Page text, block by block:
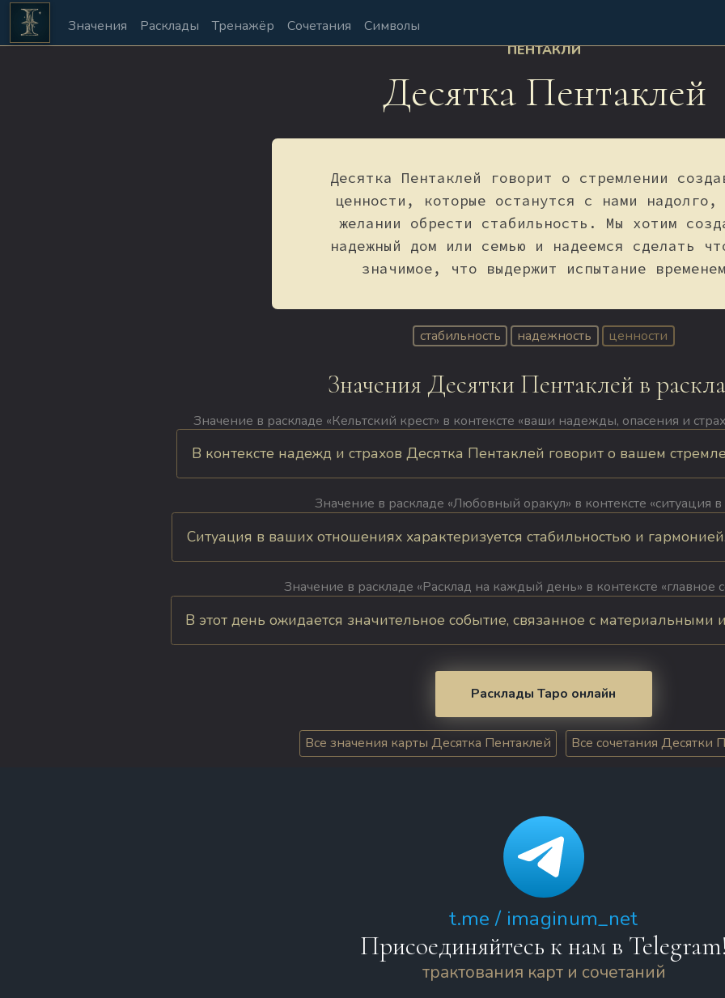
Значения Расклады Тренажёр Сочетания
Символы
ПЕНТАКЛИ
Десятка Пентаклей
Десятка Пентаклей говорит о стремлении
ценности, которые останутся с нами
желании обрести стабильность. Мы хотим
надежный дом или семью и надеемся сделать
значимое, что выдержит испытание временем
стабильность надежность ценности
Значения Десятки Пентаклей в
Значение в раскладе «Кельтский крест» в контексте « ваши надежды, опасения и
В контексте надежд и страхов Десятка Пентаклей говорит о вашем
Значение в раскладе «Любовный оракул» в контексте «ситуация
Ситуация в ваших отношениях характеризуется стабильностью и
Значение в раскладе «Расклад на каждый день» в контексте «главное
В этот день ожидается значительное событие, связанное с материальными
Расклады Таро онлайн
Все значения карты Десятка Пентаклей Все сочетания Десятки
t.me / imaginum_net
Присоединяйтесь к нам в Telegram!
трактования карт и сочетаний